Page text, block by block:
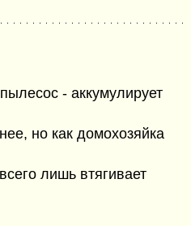
- аккумулирует
но как домохозяйка
лишь втягивает